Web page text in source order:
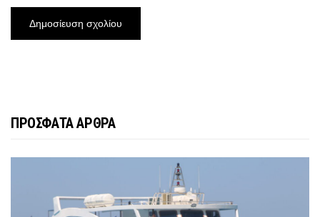
ΠΡΟΣΦΑΤΑ ΑΡΘΡΑ